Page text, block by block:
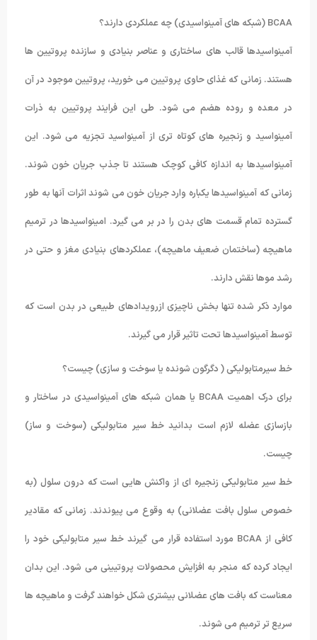
BCAA (شبکه های آمینواسیدی) چه عملکردی دارند؟
آمینواسیدها قالب های ساختاری و عناصر بنیادی و سازنده پروتیین ها
هستند. زمانی که غذای حاوی پروتیین می خورید، پروتیین موجود در آن
در معده و روده هضم می شود. طی این فرایند پروتیین به ذرات
آمینواسید و زنجیره های کوتاه تری از آمینواسید تجزیه می شود. این
آمینواسیدها به اندازه کافی کوچک هستند تا جذب جریان خون شوند.
زمانی که آمینواسیدها یکباره وارد جریان خون می شوند اثرات آنها به طور
گسترده تمام قسمت های بدن را در بر می گیرد. امینواسیدها در ترمیم
ماهیچه (ساختمان ضعیف ماهیچه)، عملکردهای بنیادی مغز و حتی در
رشد موها نقش دارند.
موارد ذکر شده تنها بخش ناچیزی ازرویدادهای طبیعی در بدن است که
توسط آمینواسیدها تحت تاثیر قرار می گیرند.
خط سیرمتابولیکی ( دگرگون شونده یا سوخت و سازی) چیست؟
برای درک اهمیت BCAA یا همان شبکه های آمینواسیدی در ساختار و
بازسازی عضله لازم است بدانید خط سیر متابولیکی (سوخت و ساز)
چیست.
خط سیر متابولیکی زنجیره ای از واکنش هایی است که درون سلول (به
خصوص سلول بافت عضلانی) به وقوع می پیوندند. زمانی که مقادیر
کافی از BCAA مورد استفاده قرار می گیرند خط سیر متابولیکی خود را
ایجاد کرده که منجر به افزایش محصولات پروتیینی می شود. این بدان
معناست که بافت های عضلانی بیشتری شکل خواهند گرفت و ماهیچه ها
سریع تر ترمیم می شوند.